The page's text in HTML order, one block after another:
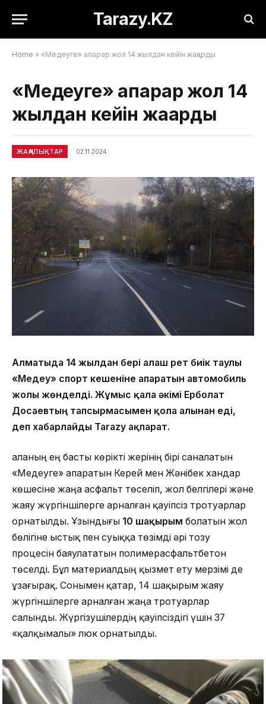
Tarazy.KZ
Home » «Медеуге» апарар жол 14 жылдан кейін жаңарды
«Медеуге» апарар жол 14
жылдан кейін жаңарды
ЖАҢАЛЫҚТАР 02.11.2024
Алматыда 14 жылдан бері алғаш рет биік таулы
«Медеу» спорт кешеніне апаратын автомобиль
жолы жөнделді. Жұмыс қала әкімі Ерболат
Досаевтың тапсырмасымен қолға алынған еді,
деп хабарлайды Tarazy ақпарат.
Қаланың ең басты көрікті жерінің бірі саналатын
«Медеуге» апаратын Керей мен Жәнібек хандар
көшесіне жаңа асфальт төселіп, жол белгілері және
жаяу жүргіншілерге арналған қауіпсіз тротуарлар
орнатылды. Ұзындығы 10 шақырым болатын жол
бөлігіне ыстық пен суыққа төзімді әрі тозу
процесін баяулататын полимерасфальтбетон
төселді. Бұл материалдың қызмет ету мерзімі де
ұзағырақ. Сонымен қатар, 14 шақырым жаяу
жүргіншілерге арналған жаңа тротуарлар
салынды. Жүргізушілердің қауіпсіздігі үшін 37
«қалқымалы» люк орнатылды.